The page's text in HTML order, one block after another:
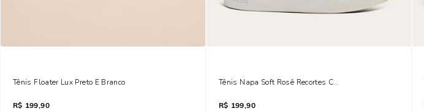
Tênis Floater Lux Preto E Branco
R$ 199,90
Tênis Napa Soft Rosê Recortes Camurça
R$ 199,90